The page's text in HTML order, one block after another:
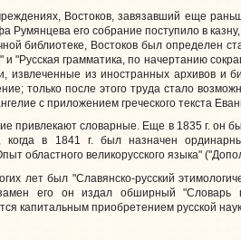
Востоков, завязавший еще
Румянцева его собрание поступило в
библиотеке, Востоков был определен
"Русская грамматика, по начертанию
извлеченные из иностранных архивов и
только после этого труда стало
с приложением греческого текста
привлекают словарные. Еще в 1835 г. он
когда в 1841 г. был назначен
областного великорусского языка"
лет был "Славянско-русский
его он издал обширный "Словарь
капитальным приобретением русской